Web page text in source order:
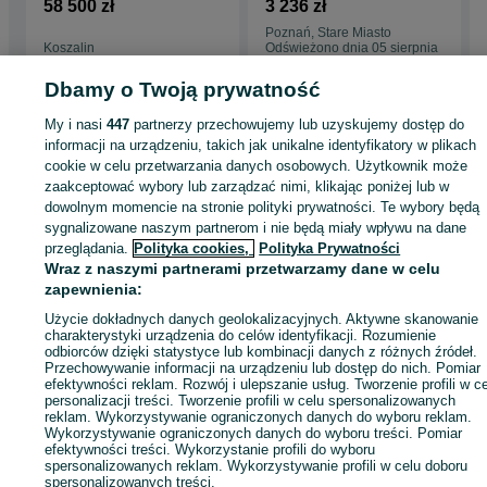
58 500 zł
Koszalin
3 236 zł
Poznań, Stare Miasto
Odświeżono dnia 05 sierpnia
Strona główna Budowa i Remont Stemple i szalunki Szalunki
Szalunki -
Podlaskie
Szalunki - Łomża
KATEGORIA
ID:522458172 Wyświetlenia:
Zadzwoń / SMS Wyślij wiadomość
Dbamy o Twoją prywatność
My i nasi447 partnerzy przechowujemy lub uzyskujemy dostęp do
informacji na urządzeniu, takich jak unikalne identyfikatory w plikach
cookie w celu przetwarzania danych osobowych. Użytkownik może
zaakceptować wybory lub zarządzać nimi, klikając poniżej lub w
dowolnym momencie na stronie polityki prywatności. Te wybory będą
sygnalizowane naszym partnerom i nie będą miały wpływu na dane
przeglądania. Polityka cookies, Polityka Prywatności
Wraz z naszymi partnerami przetwarzamy dane w celu
zapewnienia:
Użycie dokładnych danych geolokalizacyjnych. Aktywne skanowanie
charakterystyki urządzenia do celów identyfikacji. Rozumienie
odbiorców dzięki statystyce lub kombinacji danych z różnych źródeł.
Przechowywanie informacji na urządzeniu lub dostęp do nich. Pomiar
efektywności reklam. Rozwój i ulepszanie usług. Tworzenie profili w
personalizacji treści. Tworzenie profili w celu spersonalizowanych
reklam. Wykorzystywanie ograniczonych danych do wyboru reklam.
Wykorzystywanie ograniczonych danych do wyboru treści. Pomiar
efektywności treści. Wykorzystanie profili do wyboru
spersonalizowanych reklam. Wykorzystywanie profili w celu doboru
spersonalizowanych treści.